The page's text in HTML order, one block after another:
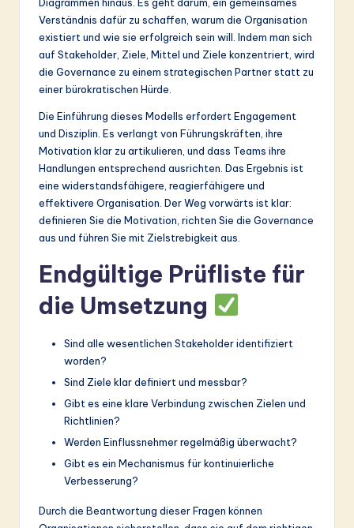
Verständnis dafür zu schaffen, warum die Organisation
existiert und wie sie erfolgreich sein will. Indem man sich
auf Stakeholder, Ziele, Mittel und Ziele konzentriert, wird
die Governance zu einem strategischen Partner statt zu
einer bürokratischen Hürde.
Die Einführung dieses Modells erfordert Engagement
und Disziplin. Es verlangt von Führungskräften, ihre
Motivation klar zu artikulieren, und dass Teams ihre
Handlungen entsprechend ausrichten. Das Ergebnis ist
eine widerstandsfähigere, reagierfähigere und
effektivere Organisation. Der Weg vorwärts ist klar:
definieren Sie die Motivation, richten Sie die Governance
aus und führen Sie mit Zielstrebigkeit aus.
Endgültige Prüfliste für
die Umsetzung
Sind alle wesentlichen Stakeholder identifiziert
worden?
Sind Ziele klar definiert und messbar?
Gibt es eine klare Verbindung zwischen Zielen und
Richtlinien?
Werden Einflussnehmer regelmäßig überwacht?
Gibt es ein Mechanismus für kontinuierliche
Verbesserung?
Durch die Beantwortung dieser Fragen können